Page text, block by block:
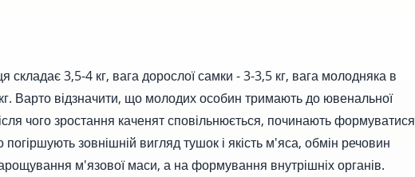
складає 3,5-4 кг, вага дорослої самки - 3-3,5 кг, вага молодняка в
кг. Варто відзначити, що молодих особин тримають до ювенальної
чого зростання каченят сповільнюється, починають формуватися
зовнішній вигляд тушок і якість м'яса, обмін речовин
м'язової маси, а на формування внутрішніх органів.